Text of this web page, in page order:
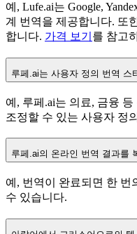
예, Lufe.ai는 Google,
계 번역을 제공합니다. 또
합니다. 가격 보기 를 참고
루페.ai는 사용자 정의 번역 스
예, 루페.ai는 의료, 금융
조정할 수 있는 사용자 정
루페.ai의 온라인 번역 결과를
예, 번역이 완료되면 한 번
수 있습니다.